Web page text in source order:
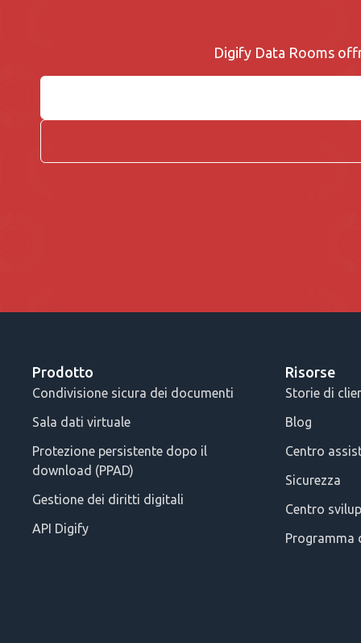
Digify Data Rooms
Prodotto
Condivisione sicura dei documenti
Sala dati virtuale
Protezione persistente dopo il
download (PPAD)
Gestione dei diritti digitali
API Digify
Risorse
Storie di
Blog
Centro
Sicurezza
Centro
Programma